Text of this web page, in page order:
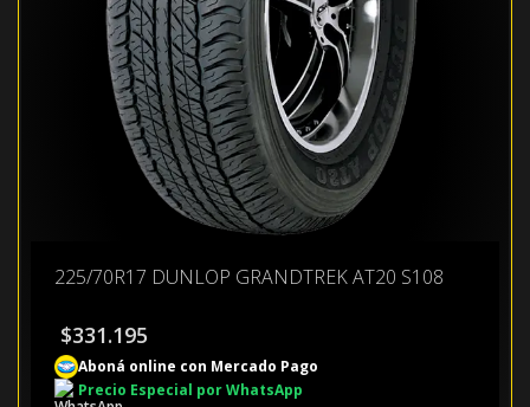
225/70R17 DUNLOP GRANDTREK AT20 S108
$331.195
Aboná online con Mercado Pago
Precio Especial por WhatsApp